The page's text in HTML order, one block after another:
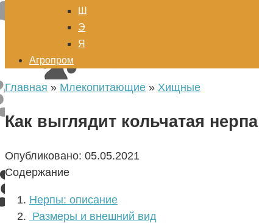
Ш
Э
Я
Агропром
Главная » Млекопитающие » Хищные
Как выглядит кольчатая
Опубликовано: 05.05.2021
Содержание
Нерпы: описание
Размеры и внешний вид